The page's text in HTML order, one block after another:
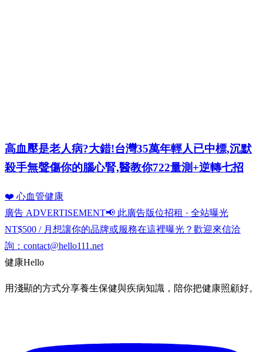
高血壓是老人病?大錯!台灣35萬年輕人已中標,沉默
殺手無聲傷你的腦心腎,醫教你722量測+逆轉七招
❤️ 心血管健康
廣告 ADVERTISEMENT📢 此廣告版位招租 · 全站曝光
NT$500 / 月 想讓你的品牌或服務在這裡曝光？歡迎來信洽
詢： contact@hello111.net
健康Hello
用淺顯的方式分享養生保健與疾病知識，陪你把健康照顧好。